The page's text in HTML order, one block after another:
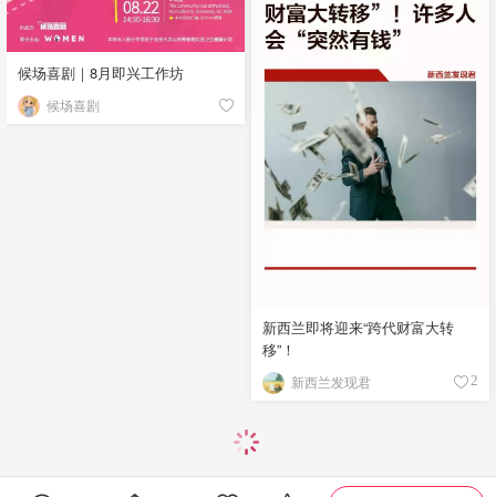
候场喜剧｜8月即兴工作坊
候场喜剧
新西兰即将迎来“跨代财富大转
移”！
新西兰发现君 2